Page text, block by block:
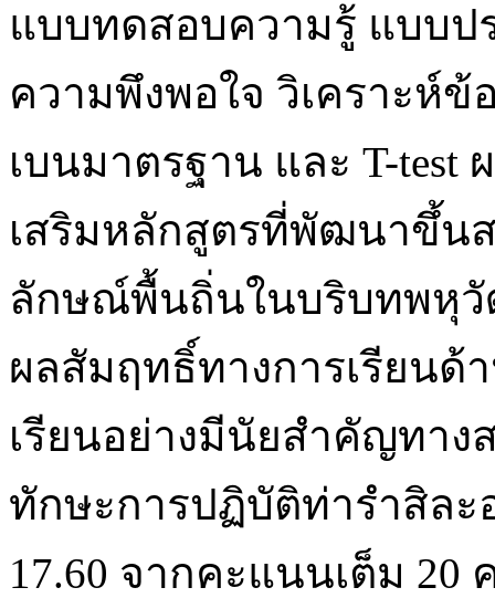
แบบทดสอบความรู้ แบบป
ความพึงพอใจ วิเคราะห์ข้
เบนมาตรฐาน และ T-test
เสริมหลักสูตรที่พัฒนาขึ้นส
ลักษณ์พื้นถิ่นในบริบทพหุวั
ผลสัมฤทธิ์ทางการเรียนด้
เรียนอย่างมีนัยสำคัญทาง
ทักษะการปฏิบัติท่ารำสิละ
17.60 จากคะแนนเต็ม